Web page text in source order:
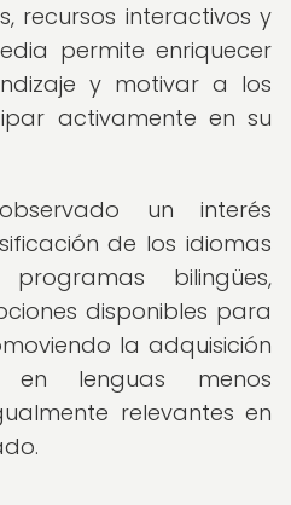
recursos interactivos y
permite enriquecer
y motivar a los
activamente en su
un interés
de los idiomas
bilingües,
disponibles para
la adquisición
en lenguas menos
relevantes en